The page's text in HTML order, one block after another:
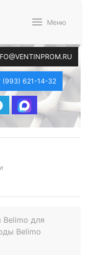
Меню
(993) 621-14-32
для
Belimo